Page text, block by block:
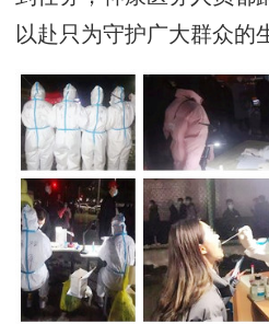
以赴只为守护广大群众的